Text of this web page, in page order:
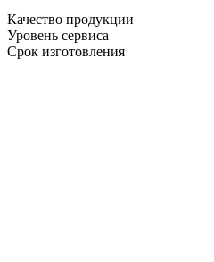
Качество продукции
Уровень сервиса
Срок изготовления